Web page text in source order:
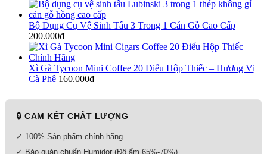
Bộ Dụng Cụ Vệ Sinh Tẩu 3 Trong 1 Cán Gỗ Cao Cấp
200.000₫
Xì Gà Tycoon Mini Coffee 20 Điếu Hộp Thiếc – Hương Vị
Cà Phê 160.000₫
🔒 CAM KẾT CHẤT LƯỢNG
✓ 100% Sản phẩm chính hãng
✓ Bảo quản chuẩn Humidor (Độ ẩm 65%-70%)